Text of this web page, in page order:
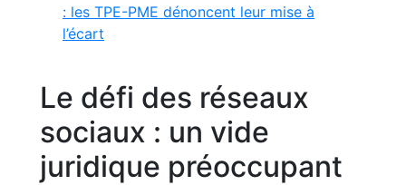
: les TPE-PME dénoncent leur mise à
l’écart
Le défi des réseaux
sociaux : un vide
juridique préoccupant